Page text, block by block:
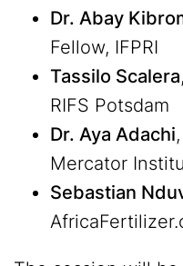
Dr. Abay
Fellow, IFPRI
Tassilo Scalera
RIFS Potsdam
Dr. Aya Adachi
Mercator
Sebastian